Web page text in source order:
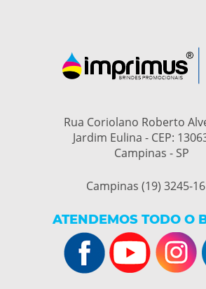
Rua Coriolano Roberto
Jardim Eulina - CEP:
Campinas - SP
Campinas (19) 3245-
ATENDEMOS TODO O